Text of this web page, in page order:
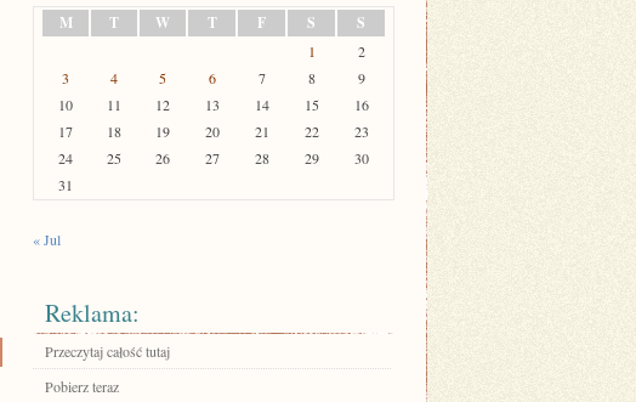
M
T W T F S S
1
2
3
4 5 6 7 8
9
10
11 12 13 14 15
16
17
18 19 20 21 22
23
24
25 26 27 28 29
30
31
« Jul
Reklama:
Przeczytaj całość tutaj
Pobierz teraz